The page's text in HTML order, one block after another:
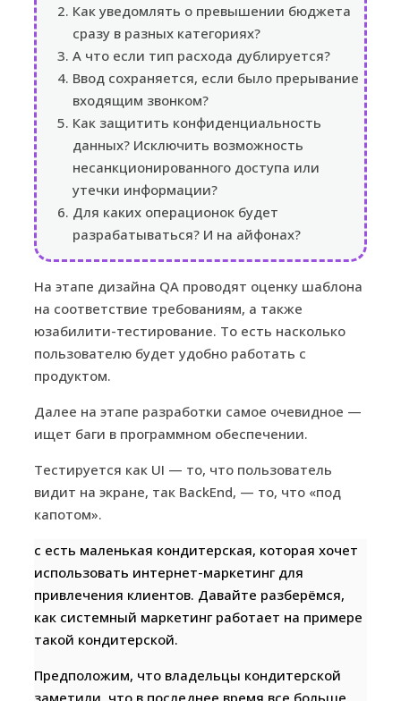
Как уведомлять о превышении бюджета
сразу в разных категориях?
А что если тип расхода дублируется?
Ввод сохраняется, если было прерывание
входящим звонком?
Как защитить конфиденциальность
данных? Исключить возможность
несанкционированного доступа или
утечки информации?
Для каких операционок будет
разрабатываться? И на айфонах?
На этапе дизайна QA проводят оценку шаблона
на соответствие требованиям, а также
юзабилити-тестирование. То есть насколько
пользователю будет удобно работать с
продуктом.
Далее на этапе разработки самое очевидное —
ищет баги в программном обеспечении.
Тестируется как UI — то, что пользователь
видит на экране, так BackEnd, — то, что «под
капотом».
с есть маленькая кондитерская, которая хочет
использовать интернет-маркетинг для
привлечения клиентов. Давайте разберёмся,
как системный маркетинг работает на примере
такой кондитерской.
Предположим, что владельцы кондитерской
заметили, что в последнее время все больше